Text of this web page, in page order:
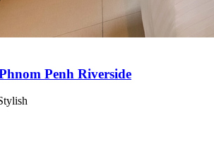
Penh Riverside